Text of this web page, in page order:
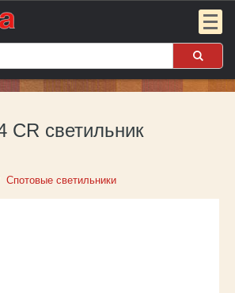
CR светильник
Спотовые светильники